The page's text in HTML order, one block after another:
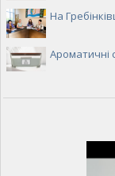
На
Ароматичні